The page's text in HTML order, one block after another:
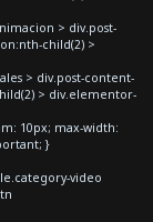
> div.post-
child(2) >
> div.post-content-
> div.elementor-
10px; max-width:
}
video